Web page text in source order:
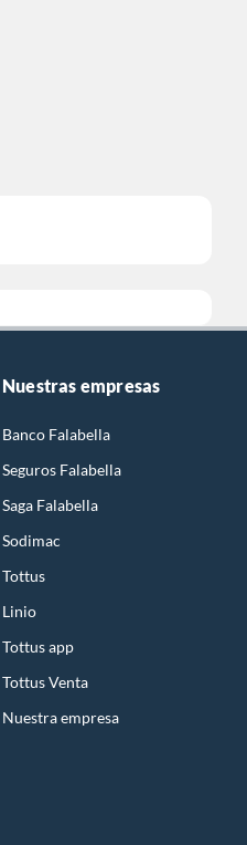
Nuestras empresas
Banco Falabella
Seguros Falabella
Saga Falabella
Sodimac
Tottus
Linio
Tottus app
Tottus Venta
Nuestra empresa